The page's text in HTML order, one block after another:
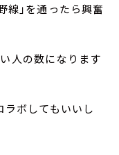
線」を通ったら興奮
人の数になります
ラボしてもいいし